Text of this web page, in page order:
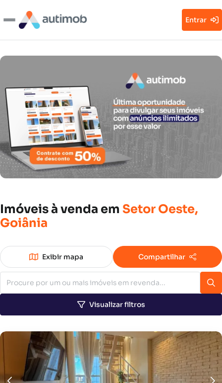
Entrar
Imóveisà venda em Setor Oeste,
Goiânia
Exibir mapa Compartilhar
Visualizar filtros